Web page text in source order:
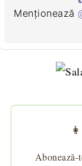
Menționează